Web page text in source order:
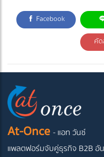
Facebook
คั
At-Once - แอท วันซ์
แพลตฟอร์มจับคู่ธุรกิจ B2B อั